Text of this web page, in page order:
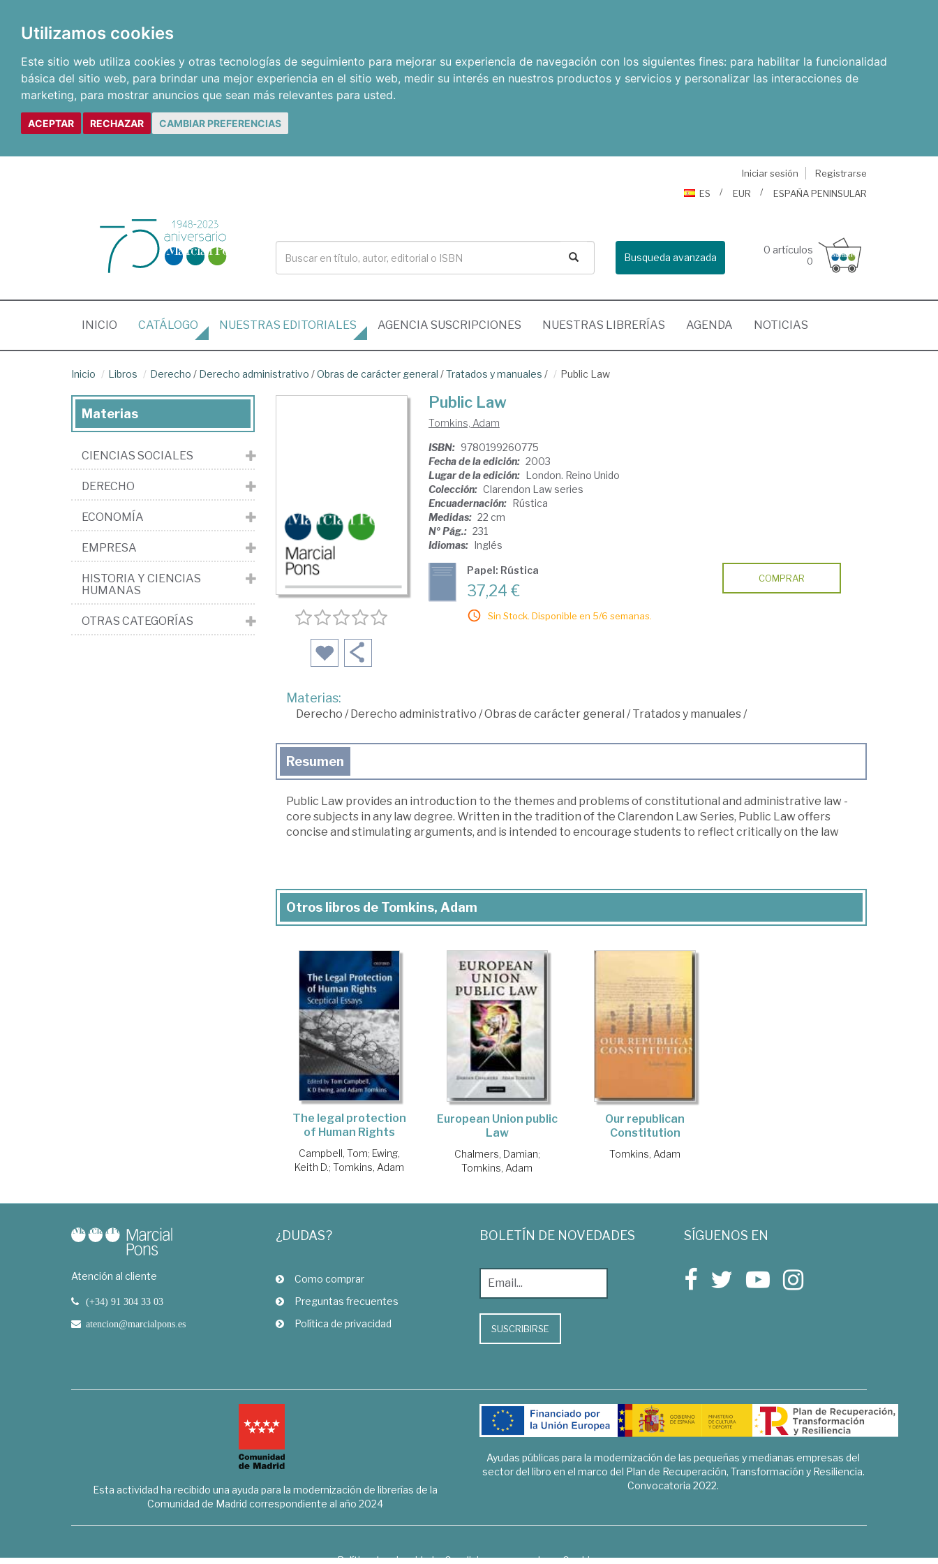
Utilizamos cookies
Este sitio web utiliza cookies y otras tecnologías de seguimiento para mejorar su experiencia de navegación con los siguientes fines: para habilitar la funcionalidad
básica del sitio web, para brindar una mejor experiencia en el sitio web, medir su interés en nuestros productos y servicios y personalizar las interacciones de
marketing, para mostrar anuncios que sean más relevantes para usted.
ACEPTAR RECHAZAR CAMBIAR PREFERENCIAS
Iniciar sesión
Registrarse
ES
EUR ESPAÑA PENINSULAR
Busqueda avanzada
0 artículos
0
INICIO (CURRENT)
CATÁLOGO NUESTRAS EDITORIALES AGENCIA SUSCRIPCIONES NUESTRAS LIBRERÍAS AGENDA NOTICIAS
Inicio Libros Derecho / Derecho administrativo /Obras de carácter general /Tratados y manuales / Public Law
Public Law
Tomkins, Adam
ISBN: 9780199260775
Fecha de la edición: 2003
Lugar de la edición: London. Reino Unido
Colección: Clarendon Law series
Encuadernación: Rústica
Medidas: 22 cm
Nº Pág.: 231
Idiomas: Inglés
Papel: Rústica
37,24 €
Sin Stock. Disponible en 5/6 semanas.
COMPRAR
Materias:
Derecho /Derecho administrativo /Obras de carácter general /Tratados y manuales/
Resumen
Public Law provides an introduction to the themes and problems of constitutional and administrative law -
core subjects in any law degree. Written in the tradition of the Clarendon Law Series, Public Law offers
concise and stimulating arguments, and is intended to encourage students to reflect critically on the law
Otros libros de Tomkins, Adam
The legal protection
of Human Rights
Campbell, Tom; Ewing,
Keith D.; Tomkins, Adam
European Union public
Law
Chalmers, Damian;
Tomkins, Adam
Our republican
Constitution
Tomkins, Adam
Materias
CIENCIAS SOCIALES
DERECHO
ECONOMÍA
EMPRESA
HISTORIA Y CIENCIAS
HUMANAS
OTRAS CATEGORÍAS
Atención al cliente
(+34) 91 304 33 03
atencion@marcialpons.es
¿DUDAS?
Como comprar
Preguntas frecuentes
Política de privacidad
BOLETÍN DE NOVEDADES
SUSCRIBIRSE
SÍGUENOS EN
Esta actividad ha recibido una ayuda para la modernización de librerías de la
Comunidad de Madrid correspondiente al año 2024
Ayudas públicas para la modernización de las pequeñas y medianas empresas del
sector del libro en el marco del Plan de Recuperación, Transformación y Resiliencia.
Convocatoria 2022.
Política de privacidad Condiciones generales Cookies